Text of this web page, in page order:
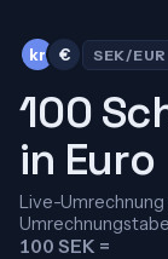
kr € SEK/EUR
100
in Euro
Live-Umrechnung
100 SEK =